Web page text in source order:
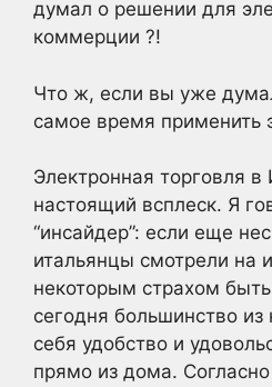
думал о решении для
коммерции ?!
Что ж, если вы уже
самое время применить
Электронная торговля
настоящий всплеск. Я
“инсайдер”: если еще
итальянцы смотрели на
некоторым страхом
сегодня большинство из
себя удобство и
прямо из дома.